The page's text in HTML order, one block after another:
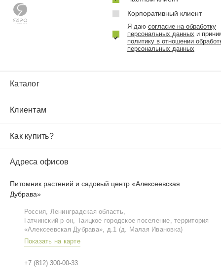
Каталог
Клиентам
Как купить?
Адреса офисов
Питомник растений и садовый центр «Алексеевская
Дубрава»
Россия, Ленинградская область,
Гатчинский р‑он, Таицкое городское поселение, территория
«Алексеевская Дубрава», д.1 (д. Малая Ивановка)
Показать на карте
+7 (812) 300-00-33
Корпоративный клиент
Я даю согласие на обработку
персональных данных и
политику в отношении
персональных данных